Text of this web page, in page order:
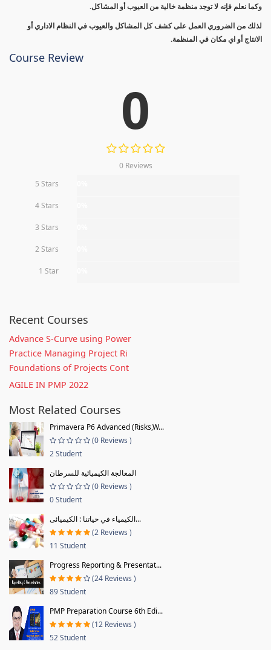
وكما نعلم فإنه لا توجد منظمة خالية من العيوب أو المشاكل.
لذلك من الضروري العمل على كشف كل المشاكل والعيوب في النظام الاداري أو
الانتاج أو اي مكان في المنظمة.
Course Review
0
0 Reviews
5 Stars
4 Stars
3 Stars
2 Stars
1 Star
Recent Courses
Advance S-Curve using Power
Practice Managing Project Ri
Foundations of Projects Cont
AGILE IN PMP 2022
Most Related Courses
Primavera P6 Advanced (Risks,W...
(0 Reviews )
2 Student
المعالجة الكيميائية للسرطان
(0 Reviews )
0 Student
الكيمياء في حياتنا : الكيميائى...
(2 Reviews )
11 Student
Progress Reporting & Presentat...
(24 Reviews )
89 Student
PMP Preparation Course 6th Edi...
(12 Reviews )
52 Student